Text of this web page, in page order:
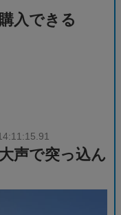
入できる
声で突っ込ん